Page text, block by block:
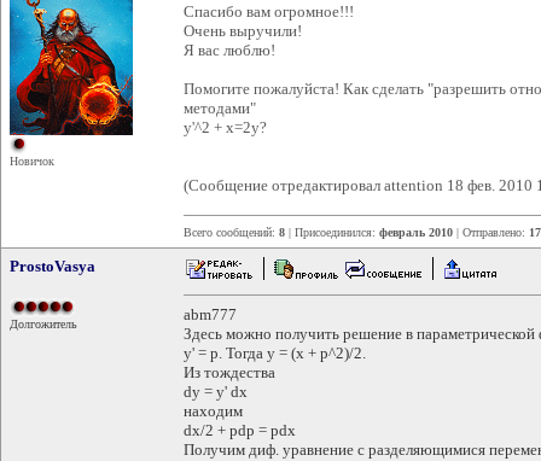
Новичок
Спасибо вам огромное!!!
Очень выручили!
Я вас люблю!
Помогите пожалуйста! Как сделать "разрешить
методами"
y'^2 + x=2y?
(Сообщение отредактировал attention 18 фев. 2010
Всего сообщений: 8 | Присоединился: февраль 2010 | Отправлено:
ProstoVasya
Долгожитель
abm777
Здесь можно получить решение в параметрической
y' = p. Тогда y = (x + p^2)/2.
Из тождества
dy = y' dx
находим
dx/2 + pdp = pdx
Получим диф. уравнение с разделяющимися